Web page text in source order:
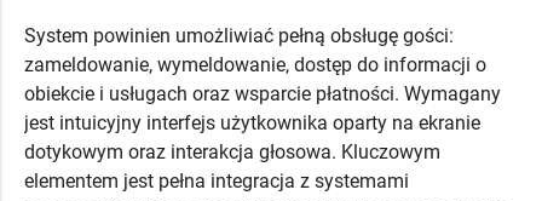
System powinien umożliwiać pełną obsługę gości:
zameldowanie, wymeldowanie, dostęp do informacji o
obiekcie i usługach oraz wsparcie płatności. Wymagany
jest intuicyjny interfejs użytkownika oparty na ekranie
dotykowym oraz interakcja głosowa. Kluczowym
elementem jest pełna integracja z systemami